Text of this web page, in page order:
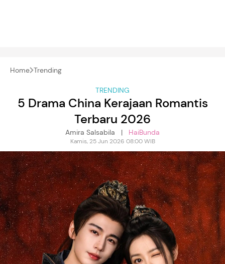
Home Trending
TRENDING
5 Drama China Kerajaan Romantis
Terbaru 2026
Amira Salsabila | HaiBunda
Kamis, 25 Jun 2026 08:00 WIB